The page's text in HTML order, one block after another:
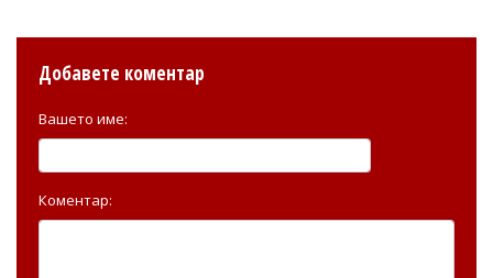
Добавете коментар
Вашето име:
Коментар: